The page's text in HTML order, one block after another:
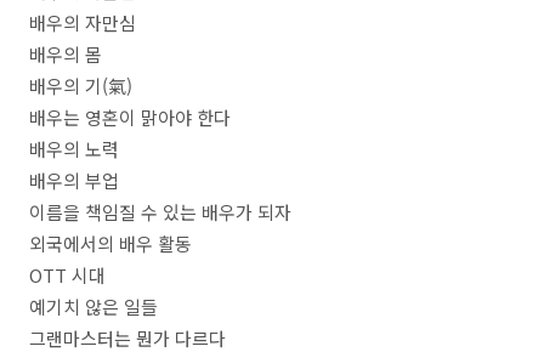
배우의 자만심
배우의 몸
배우의 기(氣)
배우는 영혼이 맑아야 한다
배우의 노력
배우의 부업
이름을 책임질 수 있는 배우가 되자
외국에서의 배우 활동
OTT 시대
예기치 않은 일들
그랜마스터는 뭔가 다르다